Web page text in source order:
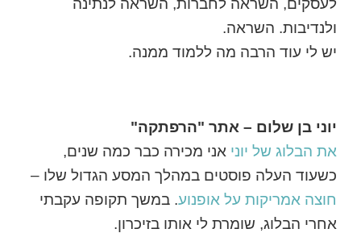
ולנדיבות. השראה.
יש לי עוד הרבה מה ללמוד ממנה.
יוני בן שלום – אתר "הרפתקה"
את הבלוג של יוני אני מכירה כבר כמה שנים,
כשעוד העלה פוסטים במהלך המסע הגדול שלו –
חוצה אמריקות על אופנוע. במשך תקופה עקבתי
אחרי הבלוג, שומרת לי אותו בזיכרון.